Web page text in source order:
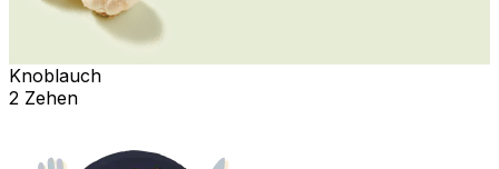
Knoblauch
2 Zehen